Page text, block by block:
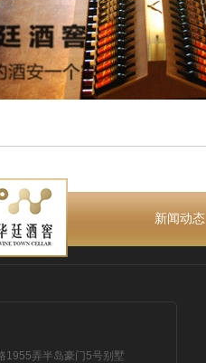
新闻动态
1955弄半岛豪门5号别墅